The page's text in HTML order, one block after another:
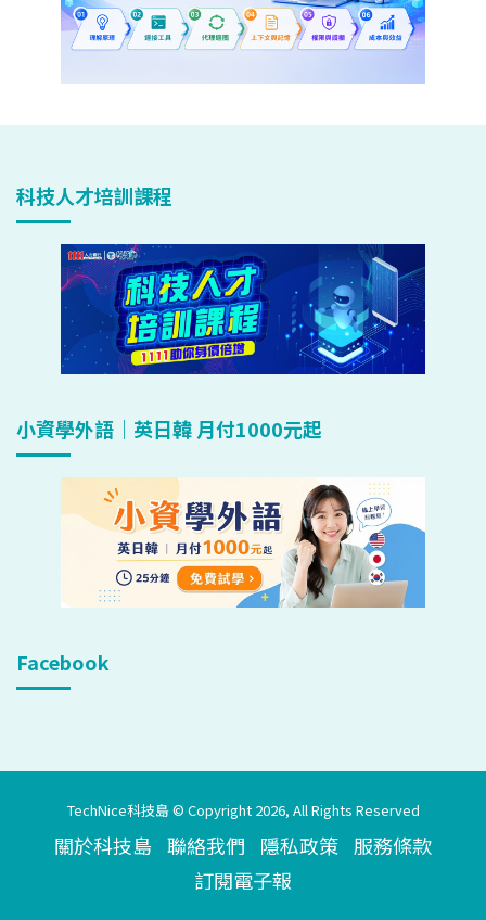
科技人才培訓課程
小資學外語｜英日韓 月付1000元起
Facebook
TechNice科技島 © Copyright 2026, All Rights Reserved
關於科技島 聯絡我們 隱私政策 服務條款
訂閱電子報